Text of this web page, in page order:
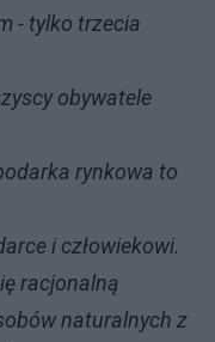
- tylko trzecia
obywatele
rynkowa to
i człowiekowi.
racjonalną
naturalnych z